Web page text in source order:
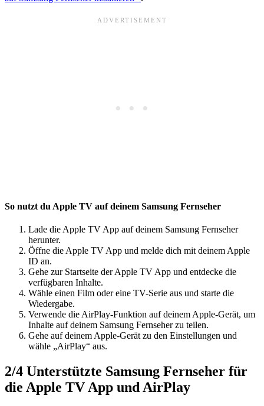
So nutzt du Apple TV auf deinem Samsung Fernseher
Lade die Apple TV App auf deinem Samsung Fernseher
herunter.
Öffne die Apple TV App und melde dich mit deinem Apple
ID an.
Gehe zur Startseite der Apple TV App und entdecke die
verfügbaren Inhalte.
Wähle einen Film oder eine TV-Serie aus und starte die
Wiedergabe.
Verwende die AirPlay-Funktion auf deinem Apple-Gerät, um
Inhalte auf deinem Samsung Fernseher zu teilen.
Gehe auf deinem Apple-Gerät zu den Einstellungen und
wähle „AirPlay“ aus.
2/4 Unterstützte Samsung Fernseher für
die Apple TV App und AirPlay